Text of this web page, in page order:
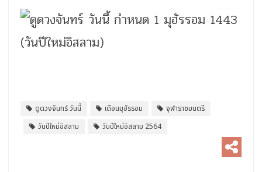
ดูดวงจันทร์ วันนี้ เดือนมุฮัรรอม
จุฬาราชมนตรี
วันปีใหม่อิสลาม
วันปีใหม่อิสลาม 2564